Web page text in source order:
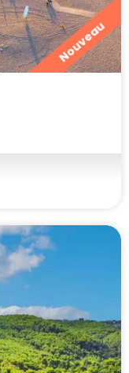
Nouveau